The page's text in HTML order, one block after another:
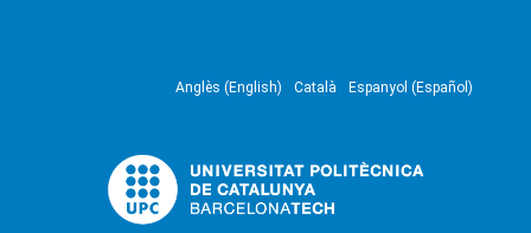
Anglès (English) Català Espanyol (Español)